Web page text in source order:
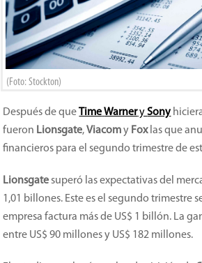
(Foto: Stockton)
Después de queTime WarnerySony
fueron Lionsgate,Viacomy Foxlas que
financieros para el segundo trimestre de
Lionsgatesuperó las expectativas del
1,01 billones. Este es el segundo trimestre
empresa factura más de US$ 1 billón. La
entre US$ 90 millones y US$ 182 millones.